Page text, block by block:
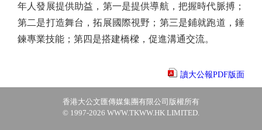
年人發展提供助益，第一是提供導航，把握時代脈搏；
第二是打造舞台，拓展國際視野；第三是鋪就跑道，錘
鍊專業技能；第四是搭建橋樑，促進溝通交流。
讀大公報PDF版面
香港大公文匯傳媒集團有限公司版權所有
© 1997-2026 WWW.TKWW.HK LIMITED.